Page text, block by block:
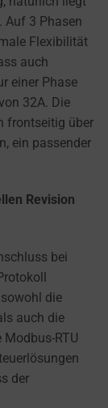
Auf 3 Phasen
Flexibilität
auch
einer Phase
32A. Die
frontseitig über
ein passender
Revision
bei
die
auch die
RTU
der